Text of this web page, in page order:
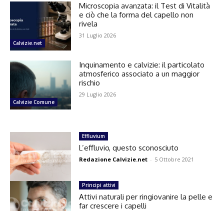
Calvizie.net
Microscopia avanzata: il Test di Vitalità
e ciò che la forma del capello non
rivela
31 Luglio 2026
Calvizie Comune
Inquinamento e calvizie: il particolato
atmosferico associato a un maggior
rischio
29 Luglio 2026
Effluvium
L’effluvio, questo sconosciuto
Redazione Calvizie.net - 5 Ottobre 2021
Principi attivi
Attivi naturali per ringiovanire la pelle e
far crescere i capelli